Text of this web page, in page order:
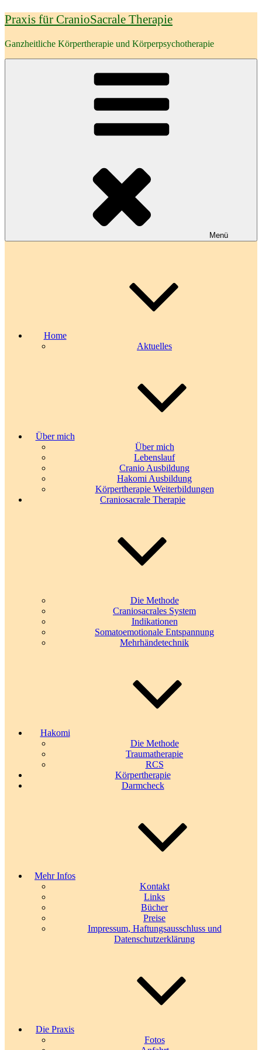
Zum
Inhalt
Praxis für CranioSacrale Therapie
Ganzheitliche Körpertherapie und Körperpsychotherapie
Menü
Home
Aktuelles
Über mich
Über mich
Lebenslauf
Cranio Ausbildung
Hakomi Ausbildung
Körpertherapie Weiterbildungen
Craniosacrale Therapie
Die Methode
Craniosacrales System
Indikationen
Somatoemotionale Entspannung
Mehrhändetechnik
Hakomi
Die Methode
Traumatherapie
RCS
Körpertherapie
Darmcheck
Mehr Infos
Kontakt
Links
Bücher
Preise
Impressum, Haftungsausschluss und
Datenschutzerklärung
Die Praxis
Fotos